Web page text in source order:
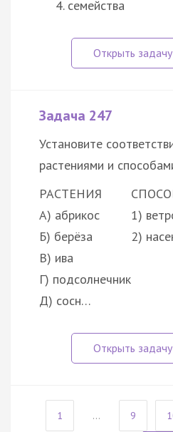
семейства
Задача 247
Установите
растениями и
РАСТЕНИЯ
А) абрикос
1)
Б) берёза
2)
В) ива
Г) подсолнечник
Д) сосн…
1 ... 9